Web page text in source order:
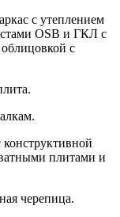
с утеплением
OSB и ГКЛ с
с
плитами и
черепица.